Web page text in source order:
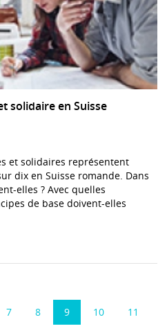
solidaire en Suisse
et solidaires représentent
dix en Suisse romande. Dans
elles ? Avec quelles
de base doivent-elles
7 8 9 10 11